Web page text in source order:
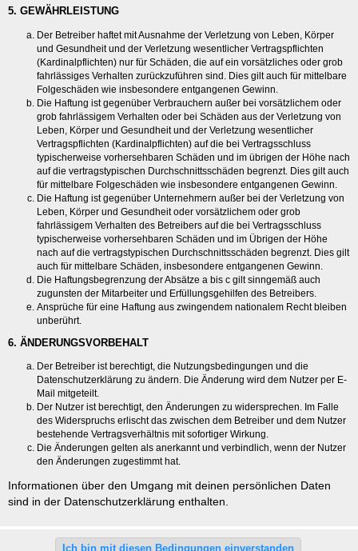
5. GEWÄHRLEISTUNG
Der Betreiber haftet mit Ausnahme der Verletzung von Leben, Körper
und Gesundheit und der Verletzung wesentlicher Vertragspflichten
(Kardinalpflichten) nur für Schäden, die auf ein vorsätzliches oder grob
fahrlässiges Verhalten zurückzuführen sind. Dies gilt auch für mittelbare
Folgeschäden wie insbesondere entgangenen Gewinn.
Die Haftung ist gegenüber Verbrauchern außer bei vorsätzlichem oder
grob fahrlässigem Verhalten oder bei Schäden aus der Verletzung von
Leben, Körper und Gesundheit und der Verletzung wesentlicher
Vertragspflichten (Kardinalpflichten) auf die bei Vertragsschluss
typischerweise vorhersehbaren Schäden und im übrigen der Höhe nach
auf die vertragstypischen Durchschnittsschäden begrenzt. Dies gilt auch
für mittelbare Folgeschäden wie insbesondere entgangenen Gewinn.
Die Haftung ist gegenüber Unternehmern außer bei der Verletzung von
Leben, Körper und Gesundheit oder vorsätzlichem oder grob
fahrlässigem Verhalten des Betreibers auf die bei Vertragsschluss
typischerweise vorhersehbaren Schäden und im Übrigen der Höhe
nach auf die vertragstypischen Durchschnittsschäden begrenzt. Dies gilt
auch für mittelbare Schäden, insbesondere entgangenen Gewinn.
Die Haftungsbegrenzung der Absätze a bis c gilt sinngemäß auch
zugunsten der Mitarbeiter und Erfüllungsgehilfen des Betreibers.
Ansprüche für eine Haftung aus zwingendem nationalem Recht bleiben
unberührt.
6. ÄNDERUNGSVORBEHALT
Der Betreiber ist berechtigt, die Nutzungsbedingungen und die
Datenschutzerklärung zu ändern. Die Änderung wird dem Nutzer per E-
Mail mitgeteilt.
Der Nutzer ist berechtigt, den Änderungen zu widersprechen. Im Falle
des Widerspruchs erlischt das zwischen dem Betreiber und dem Nutzer
bestehende Vertragsverhältnis mit sofortiger Wirkung.
Die Änderungen gelten als anerkannt und verbindlich, wenn der Nutzer
den Änderungen zugestimmt hat.
Informationen über den Umgang mit deinen persönlichen Daten
sind in der Datenschutzerklärung enthalten.